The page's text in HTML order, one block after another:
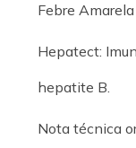
Febre Amarela
Hepatect:
hepatite B.
Nota técnica